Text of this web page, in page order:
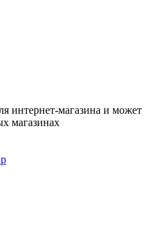
интернет-магазина и может
магазинах